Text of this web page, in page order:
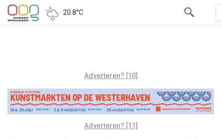
20.8°C
Adverteren? [10]
Adverteren? [11]